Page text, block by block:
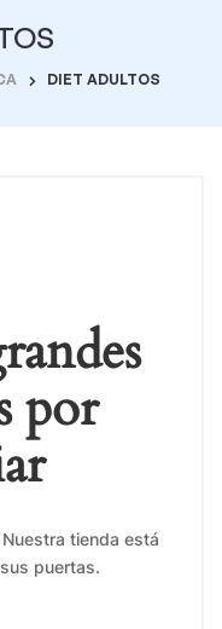
DIET ADULTOS
por
tienda está
puertas.